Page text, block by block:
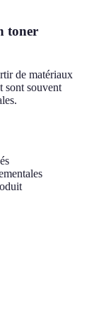
toner
de matériaux
sont souvent